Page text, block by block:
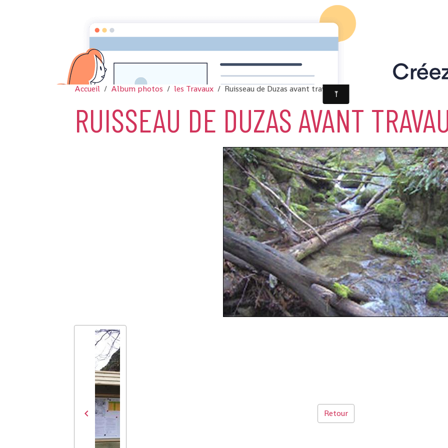
Accueil Album photos les Travaux Ruisseau de Duzas avant travaux
RUISSEAU DE DUZAS AVANT
Retour